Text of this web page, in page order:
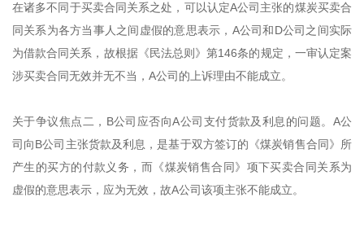
在诸多不同于买卖合同关系之处，可以认定A公司主张的煤炭买卖合
同关系为各方当事人之间虚假的意思表示，A公司和D公司之间实际
为借款合同关系，故根据《民法总则》第146条的规定，一审认定案
涉买卖合同无效并无不当，A公司的上诉理由不能成立。
关于争议焦点二，B公司应否向A公司支付货款及利息的问题。A公
司向B公司主张货款及利息，是基于双方签订的《煤炭销售合同》所
产生的买方的付款义务，而《煤炭销售合同》项下买卖合同关系为
虚假的意思表示，应为无效，故A公司该项主张不能成立。